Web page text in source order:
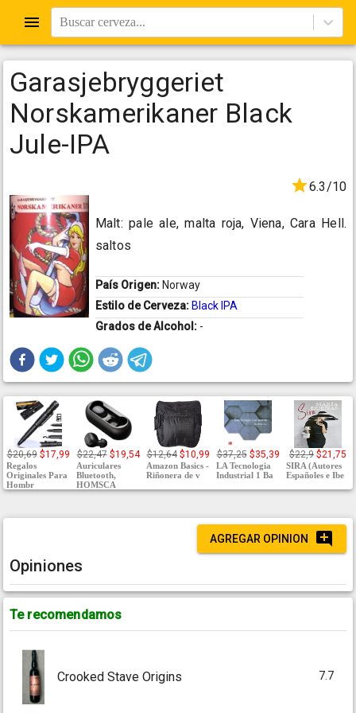
Buscar cerveza...
Garasjebryggeriet
Norskamerikaner Black
Jule-IPA
6.3/10
Malt: pale ale, malta roja, Viena, Cara Hell.
saltos
País Origen: Norway
Estilo de Cerveza: Black IPA
Grados de Alcohol: -
$20,69 $17,99
Regalos
Originales Para
Hombr
$22,47 $19,54
Auriculares
Bluetooth,
HOMSCA
$12,64 $10,99
Amazon Basics -
Riñonera de v
$37,25 $35,39
LA Tecnologia
Industrial 1 Ba
$22,9 $21,75
SIRA (Autores
Españoles e Ibe
AGREGAR OPINION
Opiniones
Te recomendamos
Crooked Stave Origins 7.7